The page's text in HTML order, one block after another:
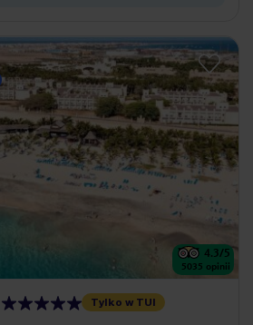
4.3/5
5035 opinii
Tylko w TUI